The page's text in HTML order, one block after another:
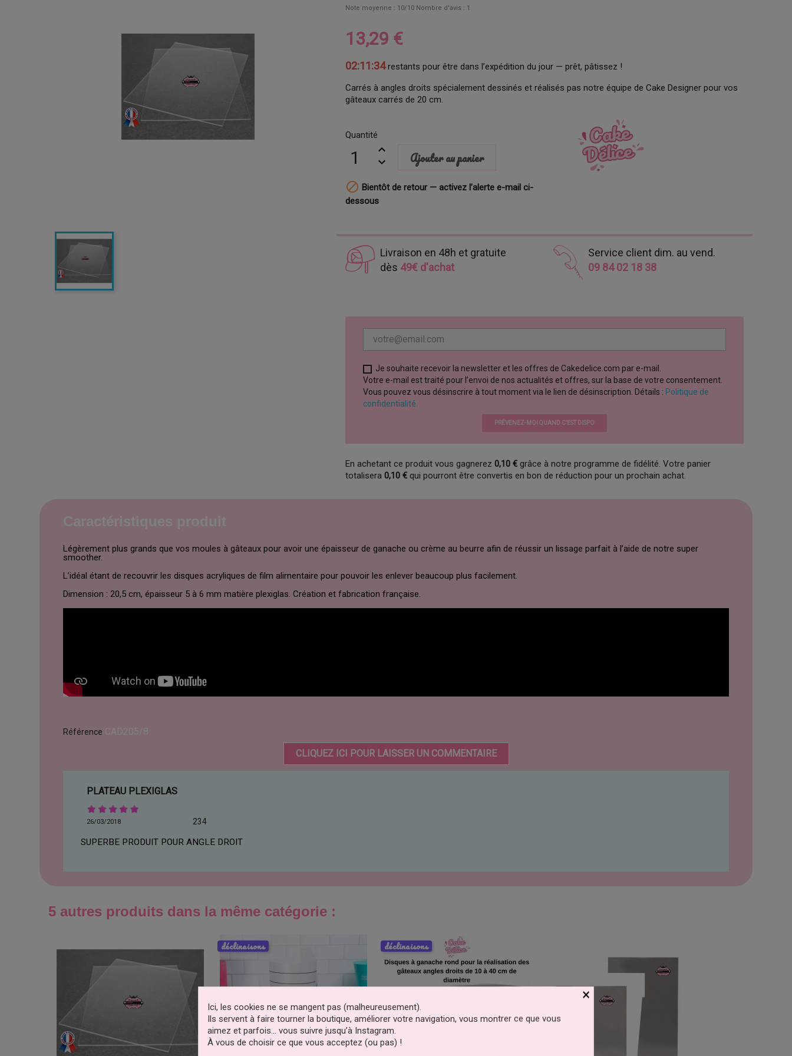
Note moyenne : 10/10 Nombre d'avis : 1
13,29 €
02:11:33restants pour être dans l’expédition du jour — prêt, pâtissez !
Carrés à angles droits spécialement dessinés et réalisés pas notre équipe de Cake Designer pour vos
gâteaux carrés de 20 cm.
Quantité
Ajouter au panier
 Bientôt de retour — activez l’alerte e-mail ci-
dessous
Livraison en 48h et gratuite
dès 49€ d'achat
Service client dim. au vend.
09 84 02 18 38
Je souhaite recevoir la newsletter et les offres de Cakedelice.com par e-mail.
Votre e-mail est traité pour l’envoi de nos actualités et offres, sur la base de votre consentement.
Vous pouvez vous désinscrire à tout moment via le lien de désinscription. Détails : Politique de
confidentialité.
PRÉVENEZ-MOI QUAND C’EST DISPO
En achetant ce produit vous gagnerez0,10 € grâce à notre programme de fidélité. Votre panier
totalisera0,10 € qui pourront être convertis en bon de réduction pour un prochain achat.
Légèrement plus grands que vos moules à gâteaux pour avoir une épaisseur de ganache ou crème au beurre afin de réussir un lissage parfait à l’aide de notre super
smoother.
L’idéal étant de recouvrir les disques acryliques de film alimentaire pour pouvoir les enlever beaucoup plus facilement.
Dimension : 20,5 cm, épaisseur 5 à 6 mm matière plexiglas. Création et fabrication française.
Référence
CLIQUEZ ICI POUR LAISSER UN COMMENTAIRE
PLATEAU PLEXIGLAS
26/03/2018 234
SUPERBE PRODUIT POUR ANGLE DROIT
5 autres produits dans la même catégorie :
déclinaisons déclinaisons
×
Ici, les cookies ne se mangent pas (malheureusement).
Ils servent à faire tourner la boutique, améliorer votre navigation, vous montrer ce que vous
aimez et parfois… vous suivre jusqu’à Instagram.
À vous de choisir ce que vous acceptez (ou pas) !